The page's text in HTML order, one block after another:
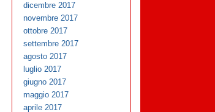
dicembre 2017
novembre 2017
ottobre 2017
settembre 2017
agosto 2017
luglio 2017
giugno 2017
maggio 2017
aprile 2017